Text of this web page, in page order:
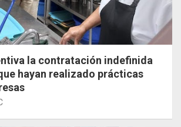
la contratación indefinida
hayan realizado prácticas